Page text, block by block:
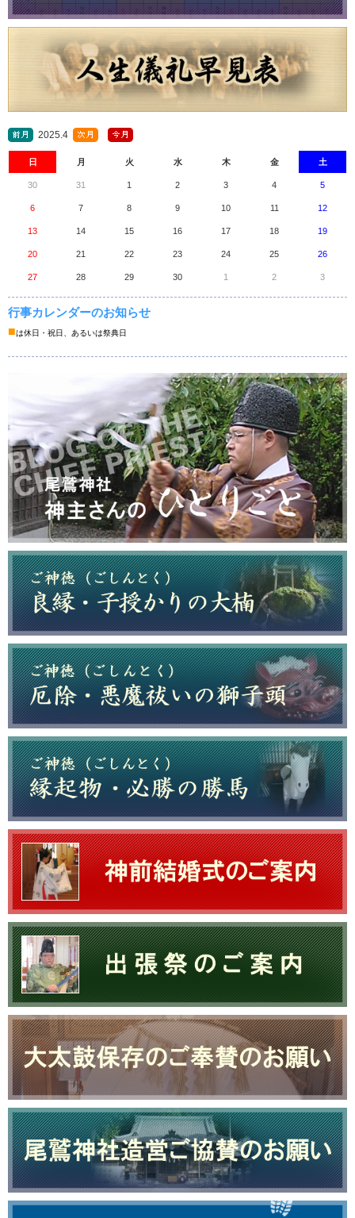
2025.4
日 月 火 水 木 金 土
30 31 1 2 3 4 5
6 7 8 9 10 11 12
13 14 15 16 17 18 19
20 21 22 23 24 25 26
27 28 29 30 1 2 3
行事カレンダーのお知らせ
■は休日・祝日、あるいは祭典日